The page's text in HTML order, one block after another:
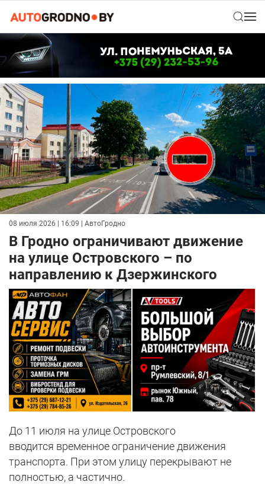
08 июля 2026 | 16:09 | АвтоГродно
В Гродно ограничивают движение
на улице Островского – по
направлению к Дзержинского
До 11 июля на улице Островского
вводится временное ограничение движения
транспорта. При этом улицу перекрывают не
полностью, а частично.